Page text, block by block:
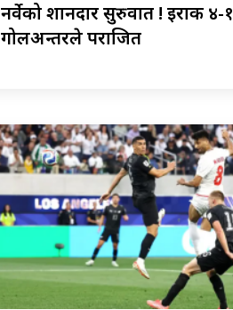
नर्वेकोशानदार सुरुवात ! इराक ४-१
गोलअन्तरले पराजित